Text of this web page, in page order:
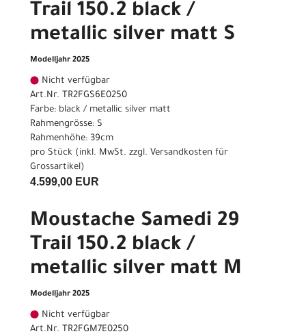
Trail 150.2 black /
metallic silver matt S
Modelljahr 2025
Nicht verfügbar
Art.Nr. TR2FGS6E0250
Farbe: black / metallic silver matt
Rahmengrösse: S
Rahmenhöhe: 39cm
pro Stück (inkl. MwSt. zzgl. Versandkosten für
Grossartikel)
4.599,00 EUR
Moustache Samedi 29
Trail 150.2 black /
metallic silver matt M
Modelljahr 2025
Nicht verfügbar
Art.Nr. TR2FGM7E0250